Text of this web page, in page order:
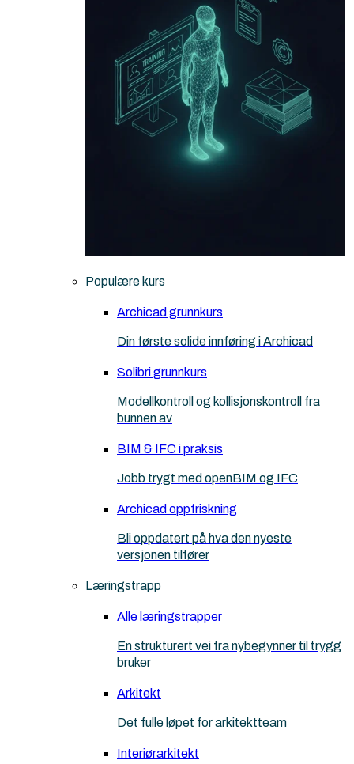
Populære kurs
Archicad grunnkurs
Din første solide innføring i Archicad
Solibri grunnkurs
Modellkontroll og kollisjonskontroll fra
bunnen av
BIM & IFC i praksis
Jobb trygt med openBIM og IFC
Archicad oppfriskning
Bli oppdatert på hva den nyeste
versjonen tilfører
Læringstrapp
Alle læringstrapper
En strukturert vei fra nybegynner til trygg
bruker
Arkitekt
Det fulle løpet for arkitektteam
Interiørarkitekt